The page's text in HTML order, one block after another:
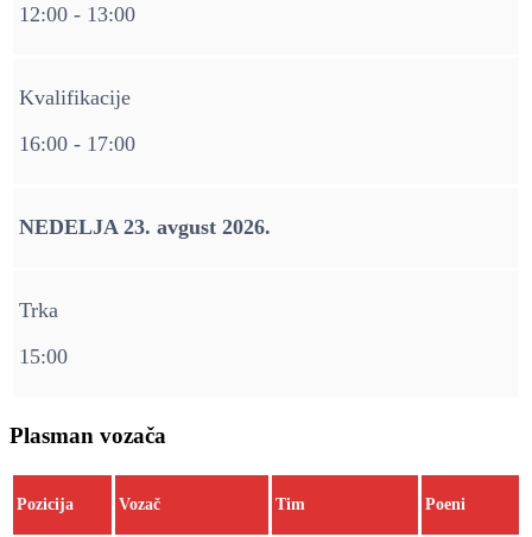
12:00 - 13:00
Kvalifikacije
16:00 - 17:00
NEDELJA 23. avgust 2026.
Trka
15:00
Plasman vozača
Pozicija Vozač Tim Poeni